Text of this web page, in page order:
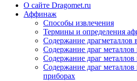
О сайте Dragomet.ru
Аффинаж
Способы извлечения
Термины и определения
Содержание драгметаллов
Содержание драг
Содержание драг металлов
Содержание драг
приборах